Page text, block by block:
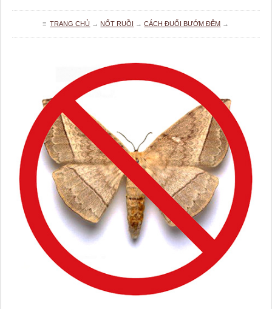
≡TRANG CHỦ → NỐT RUỒI →CÁCH ĐUỔI BƯỚM ĐÊM →